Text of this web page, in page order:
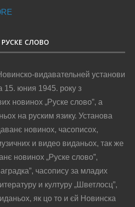
РУСКЕ СЛОВО
видавательней установи
15. юния 1945. року з
новинох „Руске слово”, а
на руским язику. Установа
новинох, часописох,
и видео виданьох, так же
новинох „Руске слово”,
часопису за младих
и културу „Шветлосц”,
як цо то и єй Новинска